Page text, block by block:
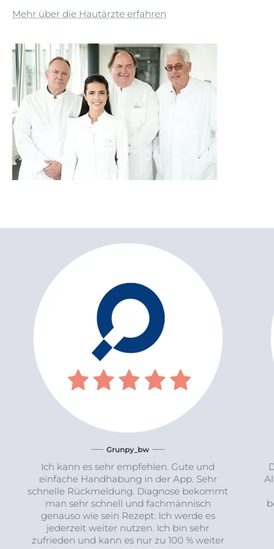
Mehr über die Hautärzte erfahren
Grunpy_bw
Ich kann es sehr empfehlen. Gute und
einfache Handhabung in der App. Sehr
schnelle Rückmeldung. Diagnose bekommt
man sehr schnell und fachmännisch
genauso wie sein Rezept. Ich werde es
jederzeit weiter nutzen. Ich bin sehr
zufrieden und kann es nur zu 100 % weiter